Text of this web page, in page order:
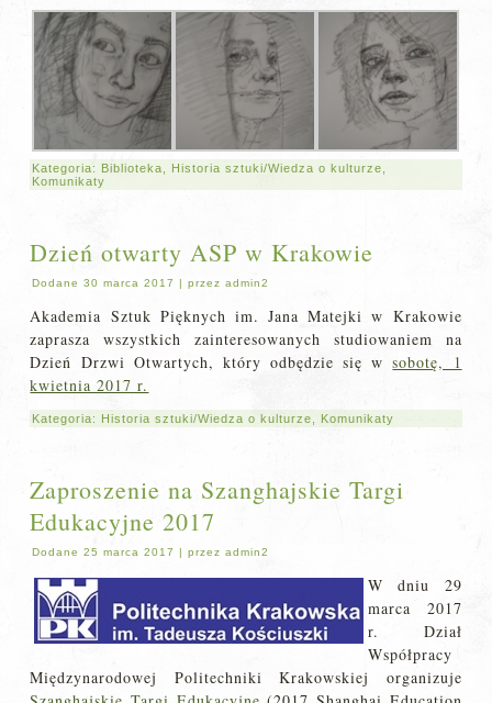
Kategoria: Biblioteka Historia sztuki/Wiedza o kulturze
Komunikaty
Dzień otwarty ASP w Krakowie
Dodane 30 marca 2017 |przez admin2
Akademia Sztuk Pięknych im. Jana Matejki w Krakowie
zaprasza wszystkich zainteresowanych studiowaniem na
Dzień Drzwi Otwartych, który odbędzie się wsobotę, 1
kwietnia 2017 r.
Kategoria: Historia sztuki/Wiedza o kulturze Komunikaty
Zaproszenie na Szanghajskie Targi
Edukacyjne 2017
Dodane 25 marca 2017 |przez admin2
W dniu 29
marca 2017
r. Dział
Współpracy
Międzynarodowej Politechniki Krakowskiej organizuje